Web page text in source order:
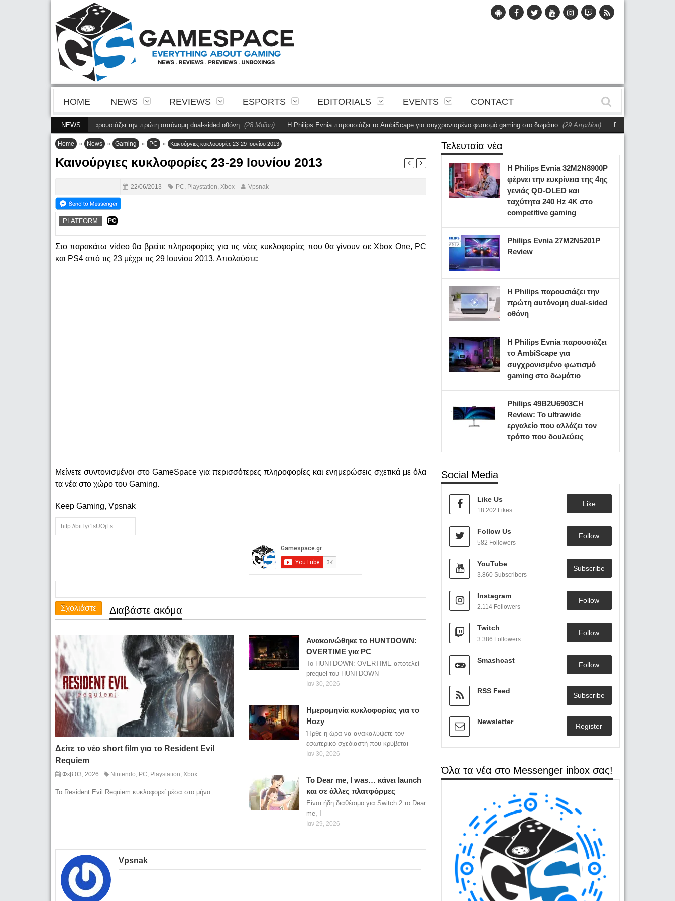
HOME NEWS REVIEWS ESPORTS EDITORIALS EVENTS CONTACT
NEWS
Η Philips παρουσιάζει την πρώτη αυτόνομη dual-sided οθόνη (28 Μαΐου) Η Philips Evnia παρουσιάζει το AmbiScape για συγχρονισμένο φωτισμό gaming στο δωμάτιο (29 Απριλίου) Philips 49B2U6903CH
Home » News » Gaming » PC » Καινούργιες κυκλοφορίες 23-29 Ιουνίου 2013
Καινούργιες κυκλοφορίες 23-29 Ιουνίου 2013
22/06/2013 PC, Playstation, Xbox Vpsnak
PLATFORM PC
Στο παρακάτω video θα βρείτε πληροφορίες για τις νέες κυκλοφορίες που θα γίνουν σε Xbox One, PC
και PS4 από τις 23 μέχρι τις 29 Ιουνίου 2013. Απολαύστε:
Μείνετε συντονισμένοι στο GameSpace για περισσότερες πληροφορίες και ενημερώσεις σχετικά με όλα
τα νέα στο χώρο του Gaming.
Keep Gaming, Vpsnak
Σχολιάστε Διαβάστε ακόμα
Δείτε το νέο short film για το Resident Evil
Requiem
Φεβ 03, 2026 Nintendo PC Playstation Xbox
To Resident Evil Requiem κυκλοφορεί μέσα στο μήνα
Ανακοινώθηκε το HUNTDOWN:
OVERTIME για PC
Το HUNTDOWN: OVERTIME αποτελεί
prequel του HUNTDOWN
Ιαν 30, 2026
Ημερομηνία κυκλοφορίας για το
Hozy
Ήρθε η ώρα να ανακαλύψετε τον
εσωτερικό σχεδιαστή που κρύβεται
Ιαν 30, 2026
Το Dear me, I was… κάνει launch
και σε άλλες πλατφόρμες
Είναι ήδη διαθέσιμο για Switch 2 το Dear
me, I
Ιαν 29, 2026
Vpsnak
Τελευταία νέα
Η Philips Evnia 32M2N8900P
φέρνει την ευκρίνεια της 4ης
γενιάς QD-OLED και
ταχύτητα 240 Hz 4K στο
competitive gaming
Philips Evnia 27M2N5201P
Review
Η Philips παρουσιάζει την
πρώτη αυτόνομη dual-sided
οθόνη
Η Philips Evnia παρουσιάζει
το AmbiScape για
συγχρονισμένο φωτισμό
gaming στο δωμάτιο
Philips 49B2U6903CH
Review: Το ultrawide
εργαλείο που αλλάζει τον
τρόπο που δουλεύεις
Social Media
Like Us
18.202 Likes
Like
Follow Us
582 Followers
Follow
YouTube
3.860 Subscribers
Subscribe
Instagram
2.114 Followers
Follow
Twitch
3.386 Followers
Follow
Smashcast
Follow
RSS Feed
Subscribe
Newsletter
Register
Όλα τα νέα στο Messenger inbox σας!